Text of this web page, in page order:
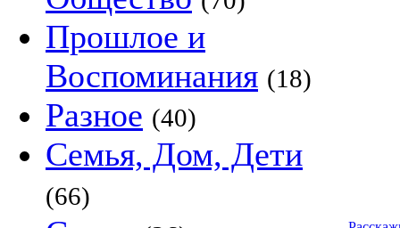
Прошлое и
Воспоминания (18)
Разное (40)
Семья, Дом, Дети
(66)